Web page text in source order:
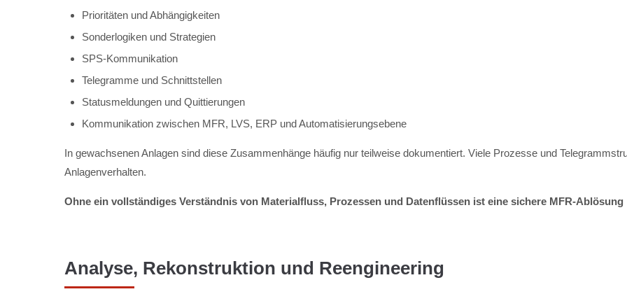
Prioritäten und Abhängigkeiten
Sonderlogiken und Strategien
SPS-Kommunikation
Telegramme und Schnittstellen
Statusmeldungen und Quittierungen
Kommunikation zwischen MFR, LVS, ERP und Automatisierungsebene
In gewachsenen Anlagen sind diese Zusammenhänge häufig nur teilweise dokumentiert. Viele Prozesse und
Anlagenverhalten.
Ohne ein vollständiges Verständnis von Materialfluss, Prozessen und Datenflüssen ist eine sichere MFR-
Analyse, Rekonstruktion und Reengineering